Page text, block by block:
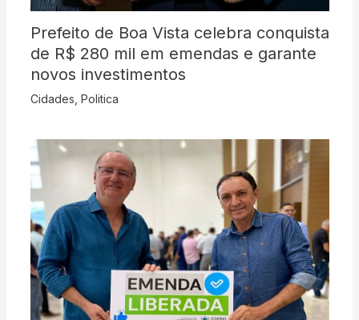
Prefeito de Boa Vista celebra conquista
de R$ 280 mil em emendas e garante
novos investimentos
Cidades Politica